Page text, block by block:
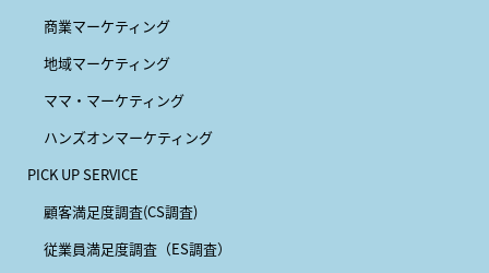
商業マーケティング
地域マーケティング
ママ・マーケティング
ハンズオンマーケティング
PICK UP SERVICE
顧客満足度調査(CS調査)
従業員満足度調査（ES調査）